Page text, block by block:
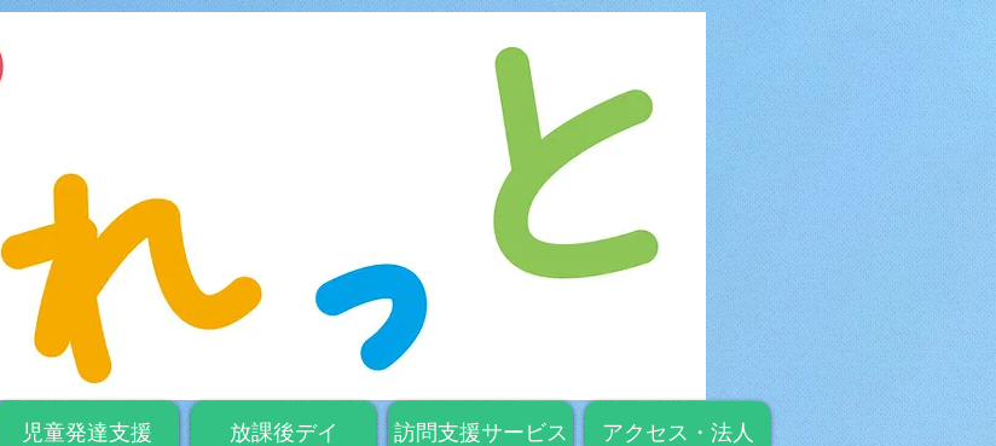
児童発達支援 放課後デイ 訪問支援サービス アクセス・法人